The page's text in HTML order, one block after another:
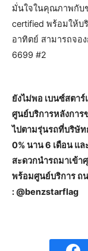
มั่นใจในคุณภาพกับ
certified พร้อมให้
อาทิตย์ สามารถจอ
6699 #2
ยังไม่พอ เบนซ์สตา
ศูนย์บริการหลังการ
ไปตามรุ่นรถที่บริษั
0% นาน 6 เดือน แ
สะดวกนำรถมาเข้า
พร้อมศูนย์บริการ ถ
: @benzstarflag